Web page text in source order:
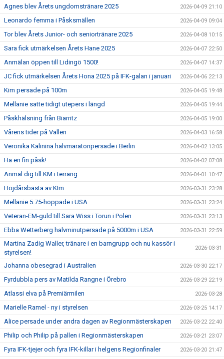
Agnes blev Årets ungdomstränare 2025 2026-04-09 21:10
Leonardo femma i Påsksmällen 2026-04-09 09:04
Tor blev Årets Junior- och seniortränare 2025 2026-04-08 10:15
Sara fick utmärkelsen Årets Hane 2025 2026-04-07 22:50
Anmälan öppen till Lidingö 1500! 2026-04-07 14:37
JC fick utmärkelsen Årets Hona 2025 på IFK-galan i januari 2026-04-06 22:13
Kim persade på 100m 2026-04-05 19:48
Mellanie satte tidigt utepers i längd 2026-04-05 19:44
Påskhälsning från Biarritz 2026-04-05 19:00
Vårens tider på Vallen 2026-04-03 16:58
Veronika Kalinina halvmaratonpersade i Berlin 2026-04-02 13:05
Ha en fin påsk! 2026-04-02 07:08
Anmäl dig till KM i terräng 2026-04-01 10:47
Höjdårsbästa av KIm 2026-03-31 23:28
Mellanie 5.75-hoppade i USA 2026-03-31 23:24
Veteran-EM-guld till Sara Wiss i Torun i Polen 2026-03-31 23:13
Ebba Wetterberg halvminutpersade på 5000m i USA 2026-03-31 22:59
Martina Zadig Waller, tränare i en barngrupp och nu kassör i
styrelsen!
2026-03-31
Johanna obesegrad i Australien 2026-03-30 22:17
Fyrdubbla pers av Matilda Rangne i Örebro 2026-03-29 22:19
Atlassi elva på Premiärmilen 2026-03-28
Marielle Ramel - ny i styrelsen 2026-03-25 14:17
Alice persade under andra dagen av Regionmästerskapen 2026-03-22 22:40
Philip och Philip på pallen i Regionmästerskapen 2026-03-21 23:07
Fyra IFK-tjejer och fyra IFK-killar i helgens Regionfinaler 2026-03-20 21:47